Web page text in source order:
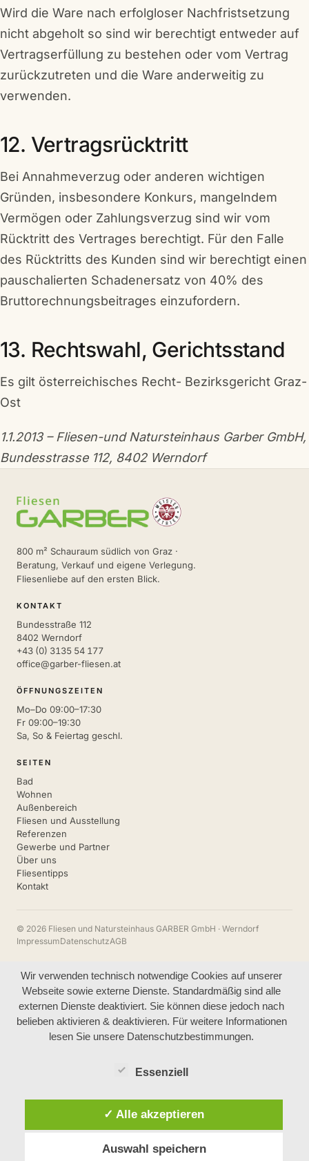
Wird die Ware nach erfolgloser Nachfristsetzung
nicht abgeholt so sind wir berechtigt entweder auf
Vertragserfüllung zu bestehen oder vom Vertrag
zurückzutreten und die Ware anderweitig zu
verwenden.
12. Vertragsrücktritt
Bei Annahmeverzug oder anderen wichtigen
Gründen, insbesondere Konkurs, mangelndem
Vermögen oder Zahlungsverzug sind wir vom
Rücktritt des Vertrages berechtigt. Für den Falle
des Rücktritts des Kunden sind wir berechtigt einen
pauschalierten Schadenersatz von 40% des
Bruttorechnungsbeitrages einzufordern.
13. Rechtswahl, Gerichtsstand
Es gilt österreichisches Recht- Bezirksgericht Graz-
Ost
1.1.2013 – Fliesen-und Natursteinhaus Garber GmbH,
Bundesstrasse 112, 8402 Werndorf
800 m² Schauraum südlich von Graz ·
Beratung, Verkauf und eigene Verlegung.
Fliesenliebe auf den ersten Blick.
KONTAKT
Bundesstraße 112
8402 Werndorf
+43 (0) 3135 54 177
office@garber-fliesen.at
ÖFFNUNGSZEITEN
Mo–Do 09:00–17:30
Fr 09:00–19:30
Sa, So & Feiertag geschl.
SEITEN
Bad
Wohnen
Außenbereich
Fliesen und Ausstellung
Referenzen
Gewerbe und Partner
Über uns
Fliesentipps
Kontakt
© 2026 Fliesen und Natursteinhaus GARBER GmbH · Werndorf
ImpressumDatenschutzAGB
Wir verwenden technisch notwendige Cookies auf unserer
Webseite sowie externe Dienste. Standardmäßig sind alle
externen Dienste deaktiviert. Sie können diese jedoch nach
belieben aktivieren & deaktivieren. Für weitere Informationen
lesen Sie unsere Datenschutzbestimmungen.
Essenziell
✓ Alle akzeptieren
Auswahl speichern